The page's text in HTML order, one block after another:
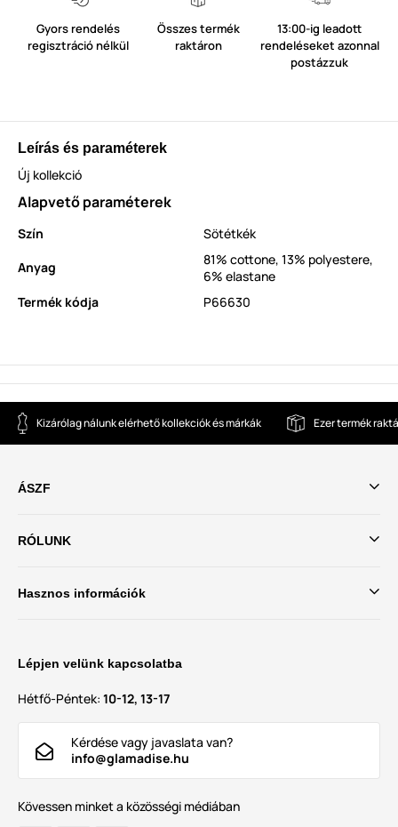
Gyors rendelés
regisztráció nélkül
Összes termék
raktáron
13:00-ig leadott
rendeléseket azonnal
postázzuk
Leírás és paraméterek
Új kollekció
Alapvető paraméterek
Szín
Sötétkék
Anyag
81% cottone, 13% polyestere,
6% elastane
Termék kódja
P66630
Kizárólag nálunk elérhető kollekciók és márkák Ezer termék
ÁSZF
RÓLUNK
Hasznos információk
Lépjen velünk kapcsolatba
Hétfő-Péntek: 10-12, 13-17
Kérdése vagy javaslata van?
info@glamadise.hu
Kövessen minket a közösségi médiában